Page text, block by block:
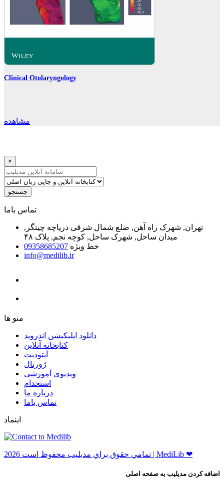
Clinical Otolaryngology
مشاهده
×
جستجو
ﺗﻤﺎﺱ ﺑﺎﻣﺎ
تهران, شهرک راه آهن, ضلع شمال شرقی دریاچه چیتگر,
میدان ساحل, شهرک ساحل, کوچه نجم, پلاک ۴۸
خط ویژه 09358685207
info@medilib.ir
ﻣﻨﻮ ﻫﺎ
دانلود اپلیکیشن اندروید
ﮐﺘﺎﺑﺨﺎﻧﻪ ﺁﻧﻼﯾﻦ
ﺁﭘﺘﻮﺩﯾﺖ
ﮊﻭﺭﻧﺎﻝ
ویدیوی آموزشی
استخدام
درباره ما
ﺗﻤﺎﺱ ﺑﺎﻣﺎ
اینماد
ﺗﻤﺎﻣﻲ ﺣﻘﻮﻕ ﺑﺮاﻱ ﻣﺪﻳﻠﻴﺐ ﻣﺤﻔﻮﻅ اﺳﺖ 2026 | MediLib ❤
اضافه کردن مدیلیب به صفحه اصلی